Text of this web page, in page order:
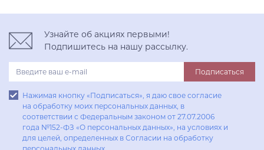
Узнайте об акциях первыми!
Подпишитесь на нашу рассылку.
Подписаться
Нажимая кнопку «Подписаться», я даю свое согласие
на обработку моих персональных данных, в
соответствии с Федеральным законом от 27.07.2006
года №152-ФЗ «О персональных данных», на условиях и
для целей, определенных в Согласии на обработку